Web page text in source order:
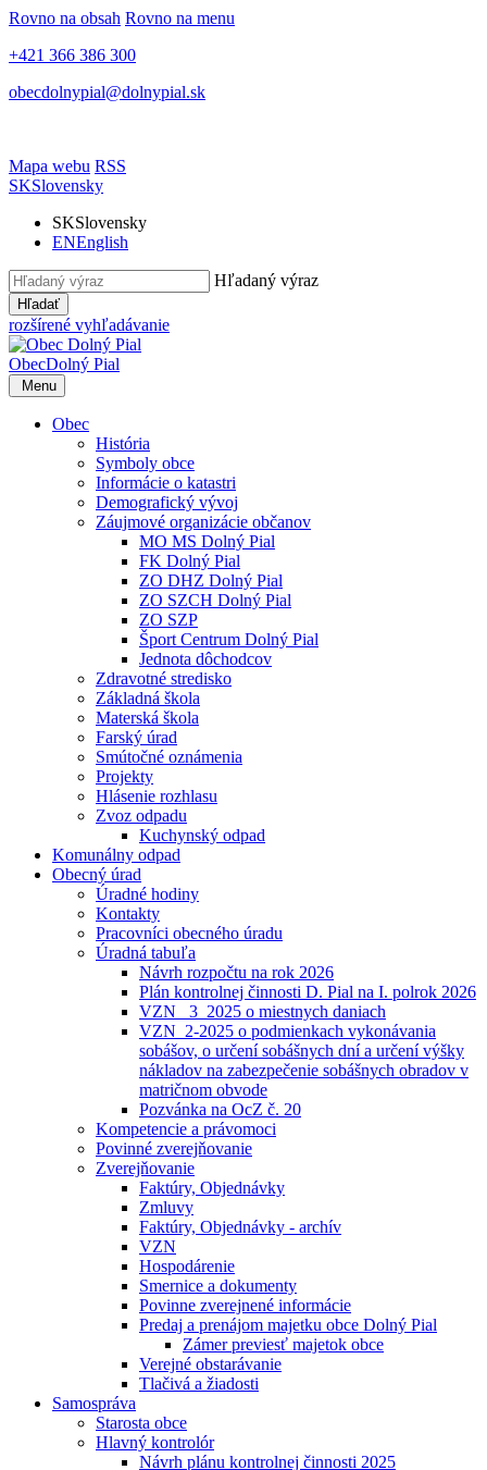
Rovno na obsah Rovno na menu
+421 366 386 300
obecdolnypial@dolnypial.sk
Mapa webu RSS
SKSlovensky
SKSlovensky
ENEnglish
Hľadaný výraz
Hľadať
rozšírené vyhľadávanie
ObecDolný Pial
Menu
Obec
História
Symboly obce
Informácie o katastri
Demografický vývoj
Záujmové organizácie občanov
MO MS Dolný Pial
FK Dolný Pial
ZO DHZ Dolný Pial
ZO SZCH Dolný Pial
ZO SZP
Šport Centrum Dolný Pial
Jednota dôchodcov
Zdravotné stredisko
Základná škola
Materská škola
Farský úrad
Smútočné oznámenia
Projekty
Hlásenie rozhlasu
Zvoz odpadu
Kuchynský odpad
Komunálny odpad
Obecný úrad
Úradné hodiny
Kontakty
Pracovníci obecného úradu
Úradná tabuľa
Návrh rozpočtu na rok 2026
Plán kontrolnej činnosti D. Pial na I. polrok 2026
VZN _3_2025 o miestnych daniach
VZN_2-2025 o podmienkach vykonávania
sobášov, o určení sobášnych dní a určení výšky
nákladov na zabezpečenie sobášnych obradov v
matričnom obvode
Pozvánka na OcZ č. 20
Kompetencie a právomoci
Povinné zverejňovanie
Zverejňovanie
Faktúry, Objednávky
Zmluvy
Faktúry, Objednávky - archív
VZN
Hospodárenie
Smernice a dokumenty
Povinne zverejnené informácie
Predaj a prenájom majetku obce Dolný Pial
Zámer previesť majetok obce
Verejné obstarávanie
Tlačivá a žiadosti
Samospráva
Starosta obce
Hlavný kontrolór
Návrh plánu kontrolnej činnosti 2025